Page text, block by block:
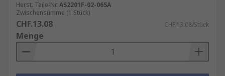
Herst. Teile-Nr. AS2201F-02-06SA
Zwischensumme (1 Stück)
CHF.13.08 CHF.13.08/Stück
Menge